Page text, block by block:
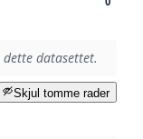
datasettet.
Skjul tomme rader